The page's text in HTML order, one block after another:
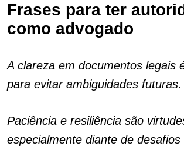
Frases para ter
como advogado
A clareza em documentos legais
para evitar ambiguidades futuras.
Paciência e resiliência são
especialmente diante de desafios